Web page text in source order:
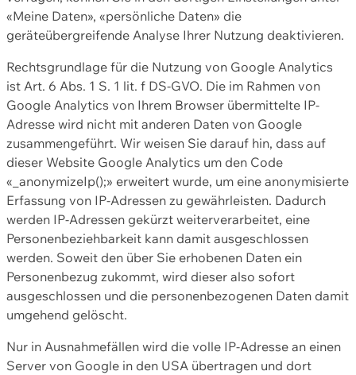
«Meine Daten», «persönliche Daten» die
geräteübergreifende Analyse Ihrer Nutzung deaktivieren.
Rechtsgrundlage für die Nutzung von Google Analytics
ist Art. 6 Abs. 1 S. 1 lit. f DS-GVO. Die im Rahmen von
Google Analytics von Ihrem Browser übermittelte IP-
Adresse wird nicht mit anderen Daten von Google
zusammengeführt. Wir weisen Sie darauf hin, dass auf
dieser Website Google Analytics um den Code
«_anonymizeIp();» erweitert wurde, um eine anonymisierte
Erfassung von IP-Adressen zu gewährleisten. Dadurch
werden IP-Adressen gekürzt weiterverarbeitet, eine
Personenbeziehbarkeit kann damit ausgeschlossen
werden. Soweit den über Sie erhobenen Daten ein
Personenbezug zukommt, wird dieser also sofort
ausgeschlossen und die personenbezogenen Daten damit
umgehend gelöscht.
Nur in Ausnahmefällen wird die volle IP-Adresse an einen
Server von Google in den USA übertragen und dort